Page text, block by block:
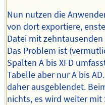
Nun nutzen die
von dort exportiere,
Datei mit
Das Problem ist
Spalten A bis XFD
Tabelle aber nur A bis
daher ausgeblendet.
nichts, es wird weiter